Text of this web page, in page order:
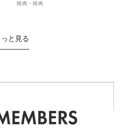
焼肉・焼肉
っと見る